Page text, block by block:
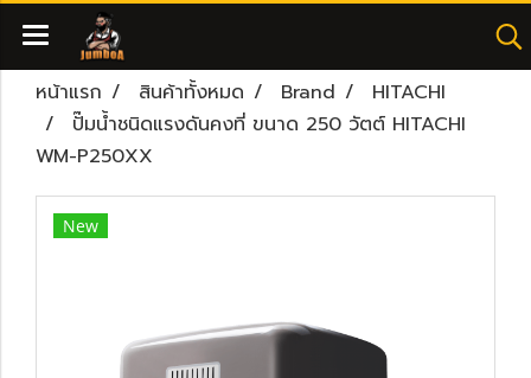
หน้าแรก สินค้าทั้งหมด Brand
HITACHI
ปั๊มน้ำชนิดแรงดันคงที่ ขนาด 250 วัตต์ HITACHI
WM-P250XX
New